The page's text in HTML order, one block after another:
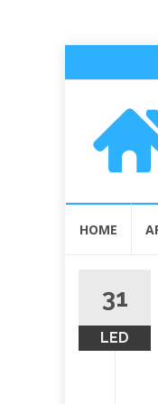
HOME
31
LED